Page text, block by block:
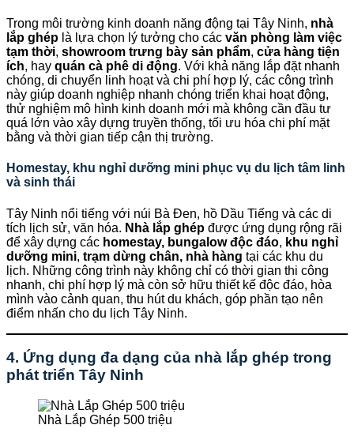
Trong môi trường kinh doanh năng động tại Tây Ninh, nhà
lắp ghép là lựa chọn lý tưởng cho các văn phòng làm việc
tạm thời, showroom trưng bày sản phẩm, cửa hàng tiện
ích, hay quán cà phê di động. Với khả năng lắp đặt nhanh
chóng, di chuyển linh hoạt và chi phí hợp lý, các công trình
này giúp doanh nghiệp nhanh chóng triển khai hoạt động,
thử nghiệm mô hình kinh doanh mới mà không cần đầu tư
quá lớn vào xây dựng truyền thống, tối ưu hóa chi phí mặt
bằng và thời gian tiếp cận thị trường.
Homestay, khu nghỉ dưỡng mini phục vụ du lịch tâm linh
và sinh thái
Tây Ninh nổi tiếng với núi Bà Đen, hồ Dầu Tiếng và các di
tích lịch sử, văn hóa. Nhà lắp ghép được ứng dụng rộng rãi
để xây dựng các homestay, bungalow độc đáo, khu nghỉ
dưỡng mini, trạm dừng chân, nhà hàng tại các khu du
lịch. Những công trình này không chỉ có thời gian thi công
nhanh, chi phí hợp lý mà còn sở hữu thiết kế độc đáo, hòa
mình vào cảnh quan, thu hút du khách, góp phần tạo nên
điểm nhấn cho du lịch Tây Ninh.
4. Ứng dụng đa dạng của nhà lắp ghép trong
phát triển Tây Ninh
Nhà Lắp Ghép 500 triệu